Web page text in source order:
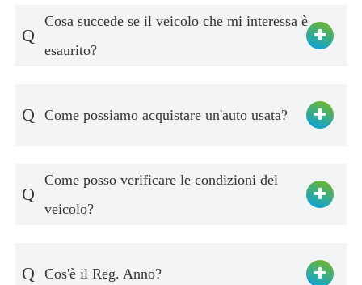
Q
Cosa succede se il veicolo che mi interessa è
esaurito?
Q Come possiamo acquistare un'auto usata?
Q
Come posso verificare le condizioni del
veicolo?
Q Cos'è il Reg. Anno?